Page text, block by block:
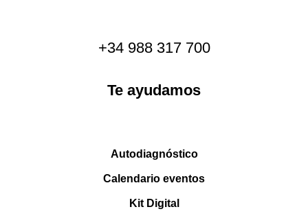
+34 988 317 700
Te ayudamos
Autodiagnóstico
Calendario eventos
Kit Digital